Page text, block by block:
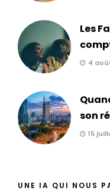
Les
4
son
15
UNE IA QUI NOUS